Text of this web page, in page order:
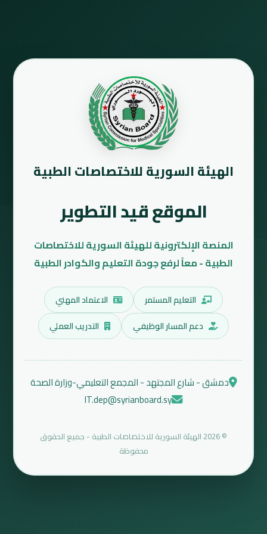
الهيئة السورية للاختصاصات الطبية
الموقع قيد التطوير
المنصة الإلكترونية للهيئة السورية للاختصاصات
الطبية - معاً لرفع جودة التعليم والكوادر الطبية
التعليم المستمر
الاعتماد المهني
دعم المسار الوظيفي
التدريب العملي
دمشق - شارع المجتهد - المجمع التعليمي-وزارة الصحة
IT.dep@syrianboard.sy
© 2026 الهيئة السورية للاختصاصات الطبية - جميع الحقوق
محفوظة